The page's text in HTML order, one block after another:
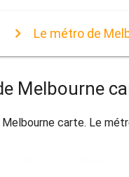
Le métro de
Melbourne
carte. Le